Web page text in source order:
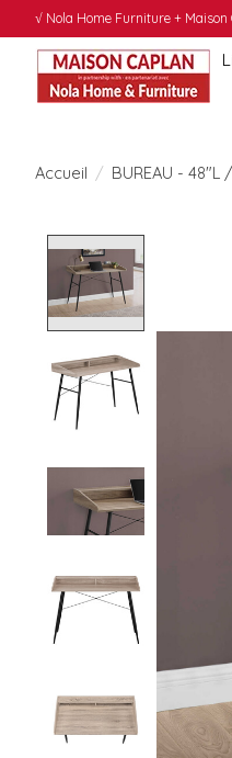
√ Nola Home Furniture + Maison
Accueil / BUREAU - 48"L